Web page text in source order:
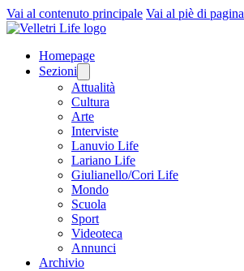
Vai al contenuto principale Vai al piè di pagina
Homepage
Sezioni
Attualità
Cultura
Arte
Interviste
Lanuvio Life
Lariano Life
Giulianello/Cori Life
Mondo
Scuola
Sport
Videoteca
Annunci
Archivio